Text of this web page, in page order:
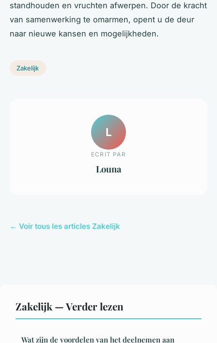
standhouden en vruchten afwerpen. Door de kracht
van samenwerking te omarmen, opent u de deur
naar nieuwe kansen en mogelijkheden.
Zakelijk
L
ECRIT PAR
Louna
← Voir tous les articles Zakelijk
Zakelijk — Verder lezen
Wat zijn de voordelen van het deelnemen aan